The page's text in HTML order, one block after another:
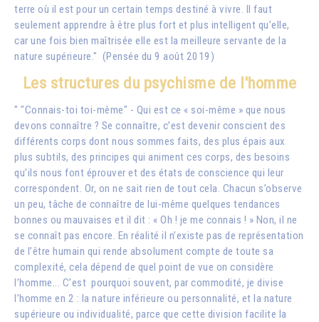
terre où il est pour un certain temps destiné à vivre. Il faut
seulement apprendre à être plus fort et plus intelligent qu’elle,
car une fois bien maîtrisée elle est la meilleure servante de la
nature supérieure." (Pensée du 9 août 2019)
Les structures du psychisme de l'homme
" "Connais-toi toi-même" - Qui est ce « soi-même » que nous
devons connaître ? Se connaître, c’est devenir conscient des
différents corps dont nous sommes faits, des plus épais aux
plus subtils, des principes qui animent ces corps, des besoins
qu’ils nous font éprouver et des états de conscience qui leur
correspondent. Or, on ne sait rien de tout cela. Chacun s’observe
un peu, tâche de connaître de lui-même quelques tendances
bonnes ou mauvaises et il dit : « Oh ! je me connais ! » Non, il ne
se connaît pas encore. En réalité il n’existe pas de représentation
de l’être humain qui rende absolument compte de toute sa
complexité, cela dépend de quel point de vue on considère
l’homme... C’est pourquoi souvent, par commodité, je divise
l’homme en 2 : la nature inférieure ou personnalité, et la nature
supérieure ou individualité, parce que cette division facilite la